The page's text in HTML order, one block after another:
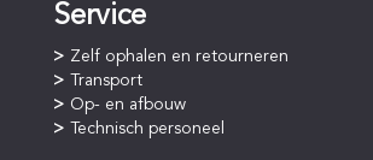
Service
Zelf ophalen en retourneren
Transport
Op- en afbouw
Technisch personeel